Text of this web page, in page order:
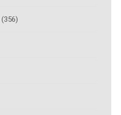
(356)